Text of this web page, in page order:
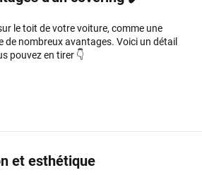
le toit de votre voiture, comme une
de nombreux avantages. Voici un détail
pouvez en tirer 👇
et esthétique